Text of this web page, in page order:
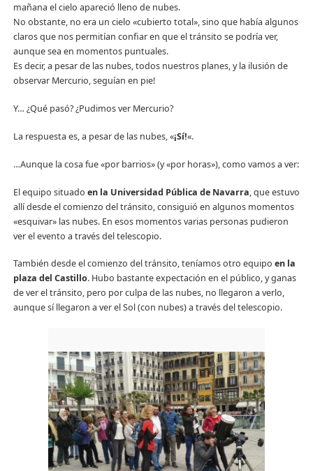
mañana el cielo apareció lleno de nubes.
No obstante, no era un cielo «cubierto total», sino que había algunos
claros que nos permitían confiar en que el tránsito se podría ver,
aunque sea en momentos puntuales.
Es decir, a pesar de las nubes, todos nuestros planes, y la ilusión de
observar Mercurio, seguían en pie!
Y… ¿Qué pasó? ¿Pudimos ver Mercurio?
La respuesta es, a pesar de las nubes, «¡Sí!«.
…Aunque la cosa fue «por barrios» (y «por horas»), como vamos a ver:
El equipo situado en la Universidad Pública de Navarra, que estuvo
allí desde el comienzo del tránsito, consiguió en algunos momentos
«esquivar» las nubes. En esos momentos varias personas pudieron
ver el evento a través del telescopio.
También desde el comienzo del tránsito, teníamos otro equipo en la
plaza del Castillo. Hubo bastante expectación en el público, y ganas
de ver el tránsito, pero por culpa de las nubes, no llegaron a verlo,
aunque sí llegaron a ver el Sol (con nubes) a través del telescopio.